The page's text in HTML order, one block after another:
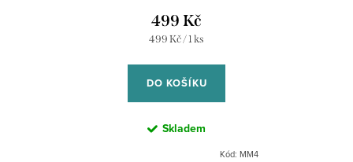
499 Kč
Měrná
499 Kč / 1 ks
DO KOŠÍKU
Skladem
Kód: MM4